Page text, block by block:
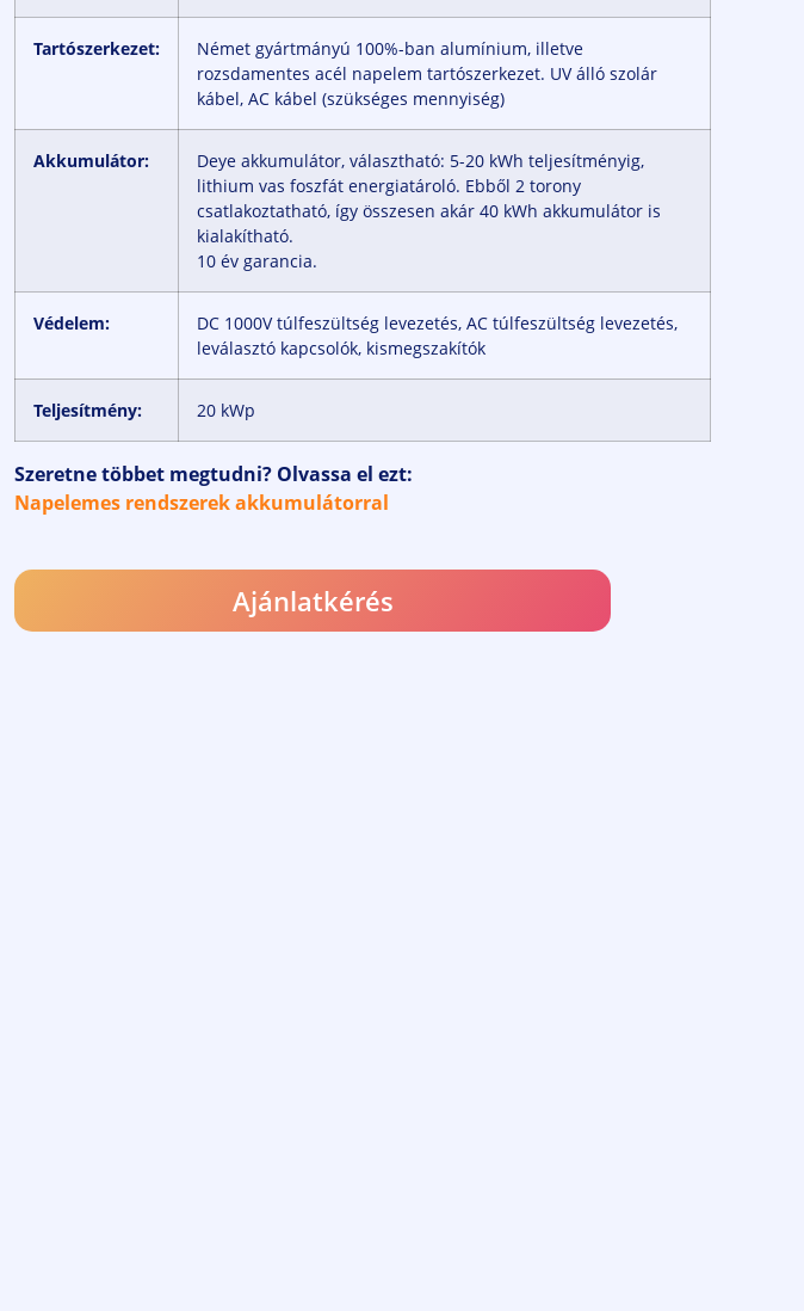
Tartószerkezet:
Német gyártmányú 100%-ban alumínium, illetve
rozsdamentes acél napelem tartószerkezet. UV álló szolár
kábel, AC kábel (szükséges mennyiség)
Akkumulátor:
Deye akkumulátor, választható: 5-20 kWh teljesítményig,
lithium vas foszfát energiatároló. Ebből 2 torony
csatlakoztatható, így összesen akár 40 kWh akkumulátor is
kialakítható.
10 év garancia.
Védelem:
DC 1000V túlfeszültség levezetés, AC túlfeszültség levezetés,
leválasztó kapcsolók, kismegszakítók
Teljesítmény: 20 kWp
Szeretne többet megtudni? Olvassa el ezt:
Napelemes rendszerek akkumulátorral
Ajánlatkérés